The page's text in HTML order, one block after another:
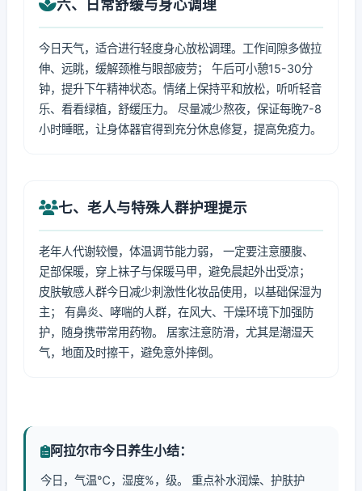
六、日常舒缓与身心调理
今日天气，适合进行轻度身心放松调理。工作间隙多做拉
伸、远眺，缓解颈椎与眼部疲劳； 午后可小憩15-30分
钟，提升下午精神状态。情绪上保持平和放松，听听轻音
乐、看看绿植，舒缓压力。 尽量减少熬夜，保证每晚7-8
小时睡眠，让身体器官得到充分休息修复，提高免疫力。
七、老人与特殊人群护理提示
老年人代谢较慢，体温调节能力弱， 一定要注意腰腹、
足部保暖，穿上袜子与保暖马甲，避免晨起外出受凉；
皮肤敏感人群今日减少刺激性化妆品使用，以基础保湿为
主； 有鼻炎、哮喘的人群，在风大、干燥环境下加强防
护，随身携带常用药物。 居家注意防滑，尤其是潮湿天
气，地面及时擦干，避免意外摔倒。
阿拉尔市今日养生小结：
今日，气温℃，湿度%，级。 重点补水润燥、护肤护